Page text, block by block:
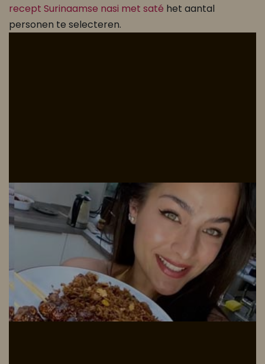
recept Surinaamse nasi met saté het aantal
personen te selecteren.